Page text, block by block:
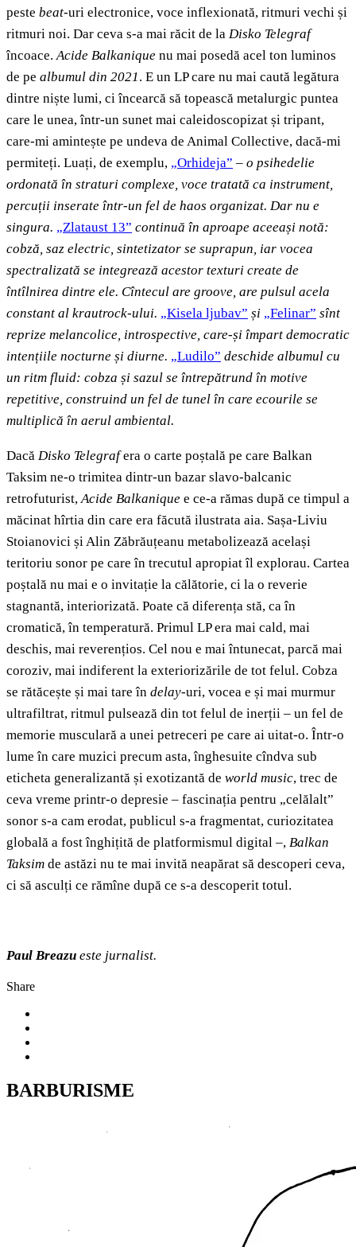
peste beat-uri electronice, voce inflexionată, ritmuri vechi și
ritmuri noi. Dar ceva s-a mai răcit de la Disko Telegraf
încoace.Acide Balkanique nu mai posedă acel ton luminos
de pe albumul din 2021. E un LP care nu mai caută legătura
dintre niște lumi, ci încearcă să topească metalurgic puntea
care le unea, într-un sunet mai caleidoscopizat și tripant,
care-mi amintește pe undeva de Animal Collective, dacă-mi
permiteți. Luați, de exemplu, „Orhideja” – o psihedelie
ordonată în straturi complexe, voce tratată ca instrument,
percuții inserate într-un fel de haos organizat. Dar nu e
singura. „Zlataust 13” continuă în aproape aceeași notă:
cobză, saz electric, sintetizator se suprapun, iar vocea
spectralizată se integrează acestor texturi create de
întîlnirea dintre ele. Cîntecul are groove, are pulsul acela
constant al krautrock-ului. „Kisela ljubav” și „Felinar” sînt
reprize melancolice, introspective, care-și împart democratic
intențiile nocturne și diurne. „Ludilo” deschide albumul cu
un ritm fluid: cobza și sazul se întrepătrund în motive
repetitive, construind un fel de tunel în care ecourile se
multiplică în aerul ambiental.
Dacă Disko Telegrafera o carte poștală pe care Balkan
Taksim ne-o trimitea dintr-un bazar slavo-balcanic
retrofuturist,Acide Balkanique e ce-a rămas după ce timpul a
măcinat hîrtia din care era făcută ilustrata aia. Sașa-Liviu
Stoianovici și Alin Zăbrăuțeanu metabolizează același
teritoriu sonor pe care în trecutul apropiat îl explorau. Cartea
poștală nu mai e o invitație la călătorie, ci la o reverie
stagnantă, interiorizată. Poate că diferența stă, ca în
cromatică, în temperatură. Primul LP era mai cald, mai
deschis, mai reverențios. Cel nou e mai întunecat, parcă mai
coroziv, mai indiferent la exteriorizările de tot felul. Cobza
se rătăcește și mai tare în delay-uri, vocea e și mai murmur
ultrafiltrat, ritmul pulsează din tot felul de inerții – un fel de
memorie musculară a unei petreceri pe care ai uitat-o. Într-o
lume în care muzici precum asta, înghesuite cîndva sub
eticheta generalizantă și exotizantă de world music, trec de
ceva vreme printr-o depresie – fascinația pentru „celălalt”
sonor s-a cam erodat, publicul s-a fragmentat, curiozitatea
globală a fost înghițită de platformismul digital –, Balkan
Taksim de astăzi nu te mai invită neapărat să descoperi ceva,
ci să asculți ce rămîne după ce s-a descoperit totul.
Paul Breazu este jurnalist.
Share
BARBURISME